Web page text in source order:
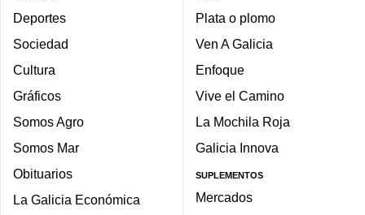
Deportes
Sociedad
Cultura
Gráficos
Somos Agro
Somos Mar
Obituarios
La Galicia Económica
Plata o plomo
Ven A Galicia
Enfoque
Vive el Camino
La Mochila Roja
Galicia Innova
SUPLEMENTOS
Mercados